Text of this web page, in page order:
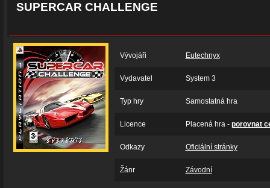
SUPERCAR CHALLENGE
Vývojáři Eutechnyx
Vydavatel System 3
Typ hry Samostatná hra
Licence Placená hra - porovnat
Odkazy Oficiální stránky
Žánr Závodní